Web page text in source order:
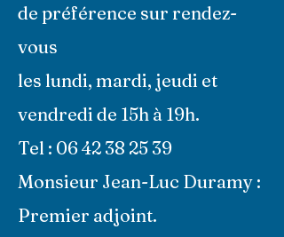
de préférence sur rendez-
vous
les lundi, mardi, jeudi et
vendredi de 15h à 19h.
Tel : 06 42 38 25 39
Monsieur Jean-Luc Duramy :
Premier adjoint.